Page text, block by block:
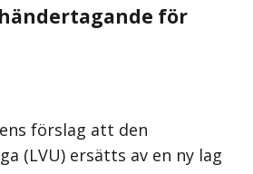
för
förslag att den
(LVU) ersätts av en ny lag